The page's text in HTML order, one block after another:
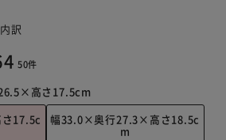
内訳
50件
高さ17.5cm
17.5c
幅33.0×奥行27.3×高さ18.5c
m